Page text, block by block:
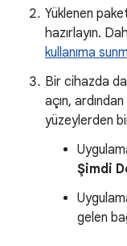
Yüklenen
hazırlayın.
kullanıma
Bir cihazda
açın,
yüzeylerden
Şimdi
gelen